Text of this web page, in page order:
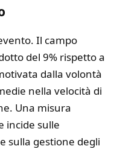
Il campo
del 9% rispetto a
dalla volontà
nella velocità di
Una misura
incide sulle
sulla gestione degli